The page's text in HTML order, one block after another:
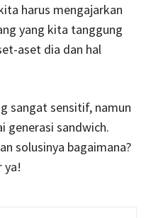
harus mengajarkan
yang kita tanggung
aset dia dan hal
sangat sensitif, namun
sandwich.
solusinya bagaimana?
ya!